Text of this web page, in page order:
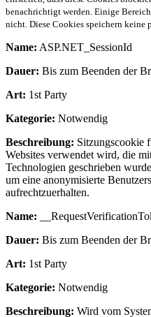
benachrichtigt werden. Einige
nicht. Diese Cookies speichern keine
Name: ASP.NET_SessionId
Dauer: Bis zum Beenden der
Art: 1st Party
Kategorie: Notwendig
Beschreibung: Sitzungscookie
Websites verwendet wird, die
Technologien geschrieben
um eine anonymisierte
aufrechtzuerhalten.
Name:
Dauer: Bis zum Beenden der
Art: 1st Party
Kategorie: Notwendig
Beschreibung: Wird vom